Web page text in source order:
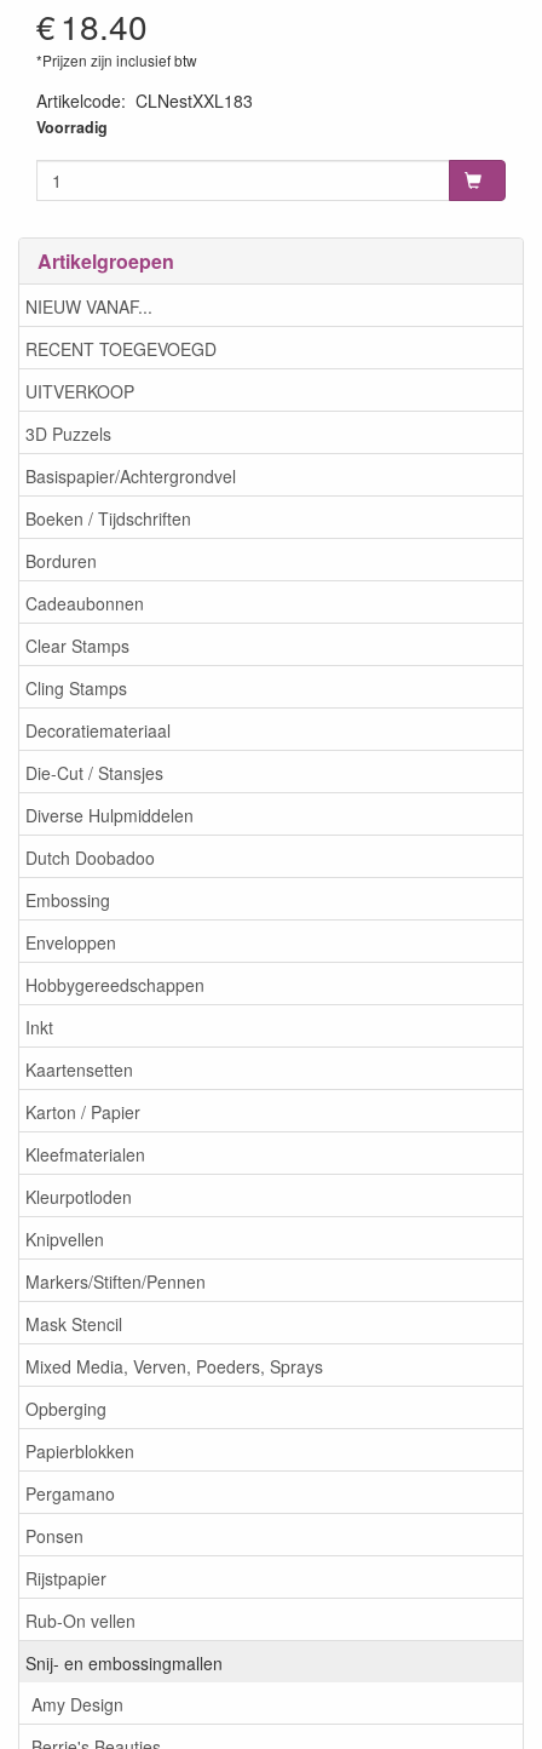
Artikelgroepen
NIEUW VANAF...
RECENT TOEGEVOEGD
UITVERKOOP
3D Puzzels
Basispapier/Achtergrondvel
Boeken / Tijdschriften
Borduren
Cadeaubonnen
Clear Stamps
Cling Stamps
Decoratiemateriaal
Die-Cut / Stansjes
Diverse Hulpmiddelen
Dutch Doobadoo
Embossing
Enveloppen
Hobbygereedschappen
Inkt
Kaartensetten
Karton / Papier
Kleefmaterialen
Kleurpotloden
Knipvellen
Markers/Stiften/Pennen
Mask Stencil
Mixed Media, Verven, Poeders, Sprays
Opberging
Papierblokken
Pergamano
Ponsen
Rijstpapier
Rub-On vellen
Snij- en embossingmallen
Amy Design
€18.40
*Prijzen zijn inclusief btw
Artikelcode: CLNestXXL183
8721001885961
Voorradig